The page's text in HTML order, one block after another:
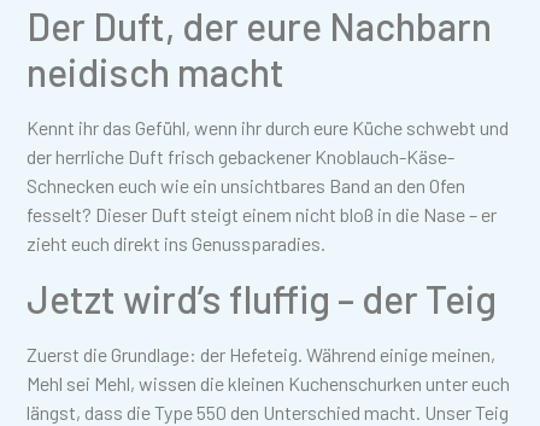
Der Duft, der eure Nachbarn
neidisch macht
Kennt ihr das Gefühl, wenn ihr durch eure Küche schwebt und
der herrliche Duft frisch gebackener Knoblauch-Käse-
Schnecken euch wie ein unsichtbares Band an den Ofen
fesselt? Dieser Duft steigt einem nicht bloß in die Nase – er
zieht euch direkt ins Genussparadies.
Jetzt wird’s fluffig – der Teig
Zuerst die Grundlage: der Hefeteig. Während einige meinen,
Mehl sei Mehl, wissen die kleinen Kuchenschurken unter euch
längst, dass die Type 550 den Unterschied macht. Unser Teig